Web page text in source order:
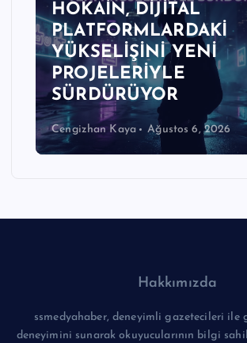
HOKAİN, DİJİTAL
PLATFORMLARDAKİ
YÜKSELİŞİNİ YENİ
PROJELERİYLE
SÜRDÜRÜYOR
Cengizhan Kaya Ağustos 6, 2026
Hakkımızda
ssmedyahaber, deneyimli gazetecileri ile
deneyimini sunarak okuyucularının bilgi